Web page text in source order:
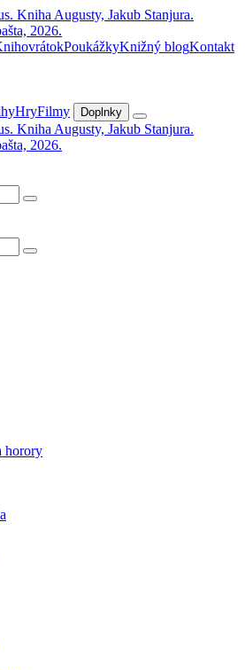
PoukážkyKnižný blogKontakt
HryFilmy Doplnky
horory